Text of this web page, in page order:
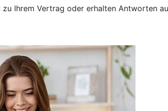
Ihrem Vertrag oder erhalten Antworten